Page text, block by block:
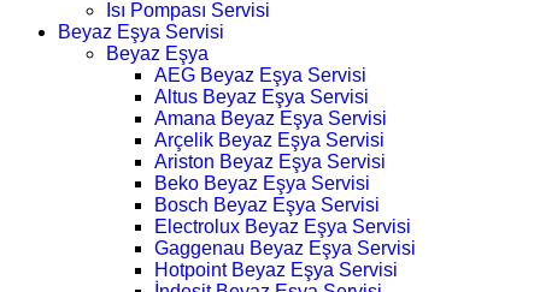
Isı Pompası Servisi
Beyaz Eşya Servisi
Beyaz Eşya
AEG Beyaz Eşya Servisi
Altus Beyaz Eşya Servisi
Amana Beyaz Eşya Servisi
Arçelik Beyaz Eşya Servisi
Ariston Beyaz Eşya Servisi
Beko Beyaz Eşya Servisi
Bosch Beyaz Eşya Servisi
Electrolux Beyaz Eşya Servisi
Gaggenau Beyaz Eşya Servisi
Hotpoint Beyaz Eşya Servisi